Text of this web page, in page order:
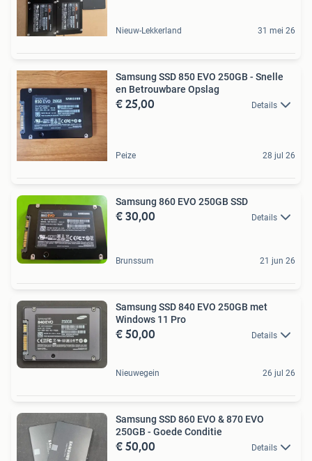
Nieuw-Lekkerland 31 mei 26
Samsung SSD 850 EVO 250GB - Snelle
en Betrouwbare Opslag
€ 25,00 Details
Peize 28 jul 26
Samsung 860 EVO 250GB SSD
€ 30,00 Details
Brunssum 21 jun 26
Samsung SSD 840 EVO 250GB met
Windows 11 Pro
€ 50,00 Details
Nieuwegein 26 jul 26
Samsung SSD 860 EVO & 870 EVO
250GB - Goede Conditie
€ 50,00 Details